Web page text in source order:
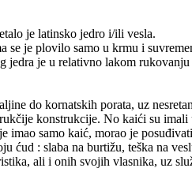
je latinsko jedro i/ili vesla.
se je plovilo samo u krmu i
je u relativno lakom
do kornatskih porata, uz
konstrukcije. No kaići su
samo kaić, morao je
ćud : slaba na burtižu, teška na
ali i onih svojih vlasnika, uz